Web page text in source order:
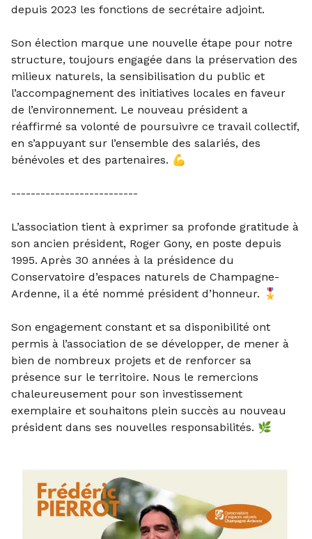
depuis 2023 les fonctions de secrétaire adjoint.
Son élection marque une nouvelle étape pour notre
structure, toujours engagée dans la préservation des
milieux naturels, la sensibilisation du public et
l’accompagnement des initiatives locales en faveur
de l’environnement. Le nouveau président a
réaffirmé sa volonté de poursuivre ce travail collectif,
en s’appuyant sur l’ensemble des salariés, des
bénévoles et des partenaires. 💪
--------------------------
L’association tient à exprimer sa profonde gratitude à
son ancien président, Roger Gony, en poste depuis
1995. Après 30 années à la présidence du
Conservatoire d’espaces naturels de Champagne-
Ardenne, il a été nommé président d’honneur. 🎖️
Son engagement constant et sa disponibilité ont
permis à l’association de se développer, de mener à
bien de nombreux projets et de renforcer sa
présence sur le territoire. Nous le remercions
chaleureusement pour son investissement
exemplaire et souhaitons plein succès au nouveau
président dans ses nouvelles responsabilités. 🌿